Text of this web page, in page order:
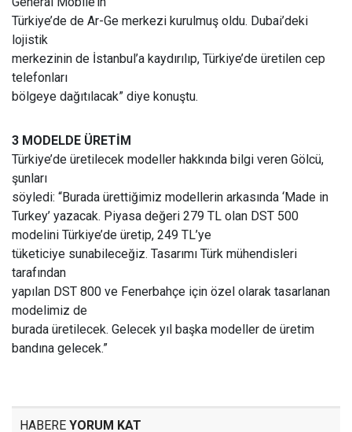
Türkiye’de de Ar-Ge merkezi kurulmuş oldu. Dubai’deki
lojistik
merkezinin de İstanbul’a kaydırılıp, Türkiye’de üretilen cep
telefonları
bölgeye dağıtılacak” diye konuştu.
3 MODELDE ÜRETİM
Türkiye’de üretilecek modeller hakkında bilgi veren Gölcü,
şunları
söyledi: “Burada ürettiğimiz modellerin arkasında ‘Made in
Turkey’ yazacak. Piyasa değeri 279 TL olan DST 500
modelini Türkiye’de üretip, 249 TL’ye
tüketiciye sunabileceğiz. Tasarımı Türk mühendisleri
tarafından
yapılan DST 800 ve Fenerbahçe için özel olarak tasarlanan
modelimiz de
burada üretilecek. Gelecek yıl başka modeller de üretim
bandına gelecek.”
HABERE YORUM KAT